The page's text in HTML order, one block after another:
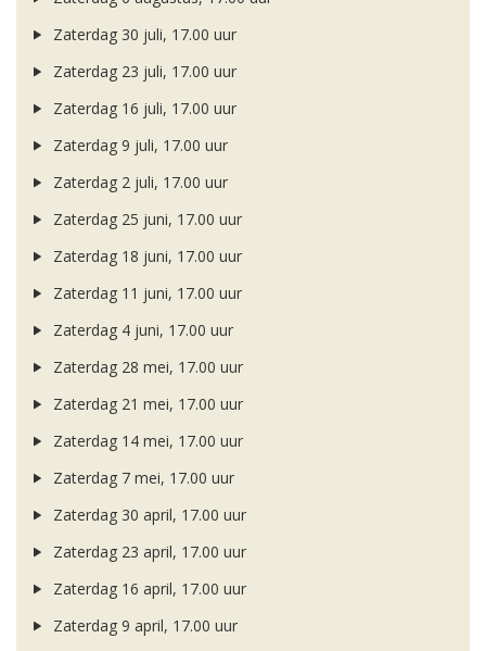
Zaterdag 30 juli, 17.00 uur
Zaterdag 23 juli, 17.00 uur
Zaterdag 16 juli, 17.00 uur
Zaterdag 9 juli, 17.00 uur
Zaterdag 2 juli, 17.00 uur
Zaterdag 25 juni, 17.00 uur
Zaterdag 18 juni, 17.00 uur
Zaterdag 11 juni, 17.00 uur
Zaterdag 4 juni, 17.00 uur
Zaterdag 28 mei, 17.00 uur
Zaterdag 21 mei, 17.00 uur
Zaterdag 14 mei, 17.00 uur
Zaterdag 7 mei, 17.00 uur
Zaterdag 30 april, 17.00 uur
Zaterdag 23 april, 17.00 uur
Zaterdag 16 april, 17.00 uur
Zaterdag 9 april, 17.00 uur